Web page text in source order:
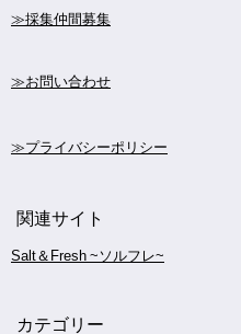
≫採集仲間募集
≫お問い合わせ
≫プライバシーポリシー
関連サイト
Salt＆Fresh ~ソルフレ~
カテゴリー